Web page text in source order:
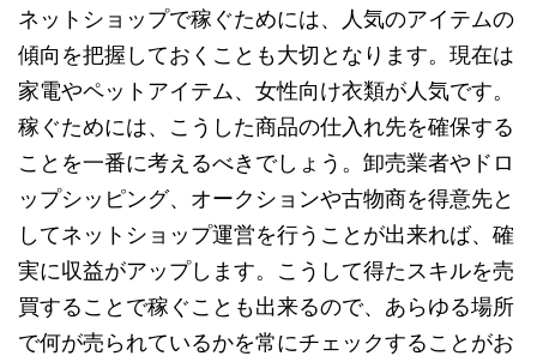
ネットショップで稼ぐためには、人気のアイテムの
傾向を把握しておくことも大切となります。現在は
家電やペットアイテム、女性向け衣類が人気です。
稼ぐためには、こうした商品の仕入れ先を確保する
ことを一番に考えるべきでしょう。卸売業者やドロ
ップシッピング、オークションや古物商を得意先と
してネットショップ運営を行うことが出来れば、確
実に収益がアップします。こうして得たスキルを売
買することで稼ぐことも出来るので、あらゆる場所
で何が売られているかを常にチェックすることがお